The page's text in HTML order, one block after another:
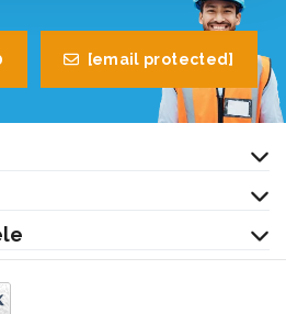
[email protected]